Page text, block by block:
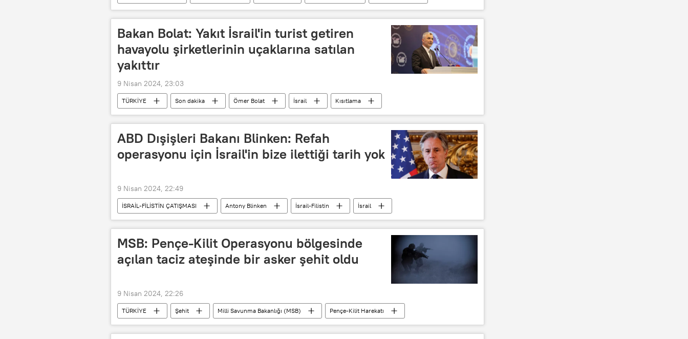
Bakan Bolat: Yakıt İsrail'in turist getiren
havayolu şirketlerinin uçaklarına satılan
yakıttır
9 Nisan 2024, 23:03
TÜRKİYE Son dakika Ömer Bolat İsrail
Kısıtlama
ihracat
ABD Dışişleri Bakanı Blinken: Refah
operasyonu için İsrail'in bize ilettiği tarih yok
9 Nisan 2024, 22:49
İSRAİL-FİLİSTİN ÇATIŞMASI Antony Blinken İsrail-Filistin
İsrail
Refah
MSB: Pençe-Kilit Operasyonu bölgesinde
açılan taciz ateşinde bir asker şehit oldu
9 Nisan 2024, 22:26
TÜRKİYE Şehit Milli Savunma Bakanlığı (MSB) Pençe-Kilit Harekatı